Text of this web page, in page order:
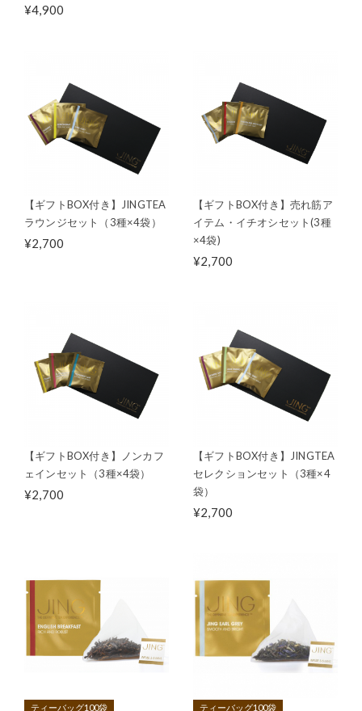
¥4,900
【ギフトBOX付き】JINGTEA
ラウンジセット（3種×4袋）
¥2,700
【ギフトBOX付き】売れ筋ア
イテム・イチオシセット(3種
×4袋)
¥2,700
【ギフトBOX付き】ノンカフ
ェインセット（3種×4袋）
¥2,700
【ギフトBOX付き】JINGTEA
セレクションセット（3種×4
袋）
¥2,700
ティーバッグ100袋 ティーバッグ100袋